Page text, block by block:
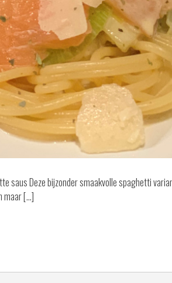
saus Deze bijzonder smaakvolle spaghetti
maar […]